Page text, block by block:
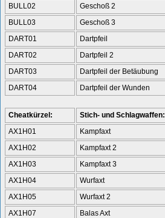
BULL02
Geschoß 2
BULL03
Geschoß 3
DART01
Dartpfeil
DART02
Dartpfeil 2
DART03
Dartpfeil der Betäubung
DART04
Dartpfeil der Wunden
Cheatkürzel:
Stich- und Schlagwaffen:
AX1H01
Kampfaxt
AX1H02
Kampfaxt 2
AX1H03
Kampfaxt 3
AX1H04
Wurfaxt
AX1H05
Wurfaxt 2
AX1H07
Balas Axt